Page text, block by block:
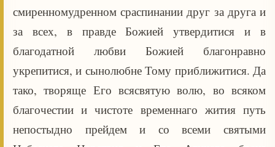
смиренномудренном сраспинании друг за друга и
за всех, в правде Божией утвердитися и в
благодатной любви Божией благонравно
укрепитися, и сынолюбне Тому приближитися. Да
тако, творяще Его всясвятую волю, во всяком
благочестии и чистоте временнаго жития путь
непостыдно прейдем и со всеми святыми